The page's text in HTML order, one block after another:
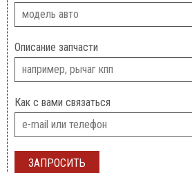
Описание запчасти
Как с вами связаться